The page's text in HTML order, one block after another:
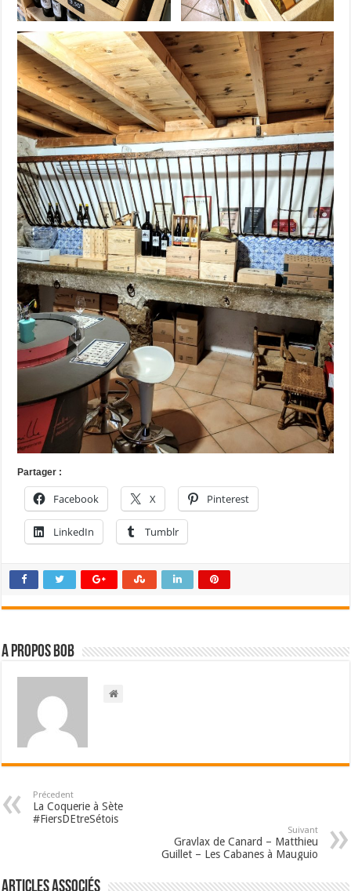
Partager :
Facebook X Pinterest
LinkedIn Tumblr
A propos bOb
Précedent
La Coquerie à Sète
#FiersDEtreSétois
Suivant
Gravlax de Canard – Matthieu
Guillet – Les Cabanes à Mauguio
Articles associés